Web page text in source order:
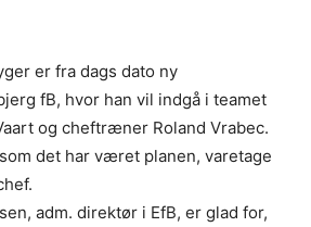
er fra dags dato ny
fB, hvor han vil indgå i teamet
og cheftræner Roland Vrabec.
det har været planen, varetage
adm. direktør i EfB, er glad for,